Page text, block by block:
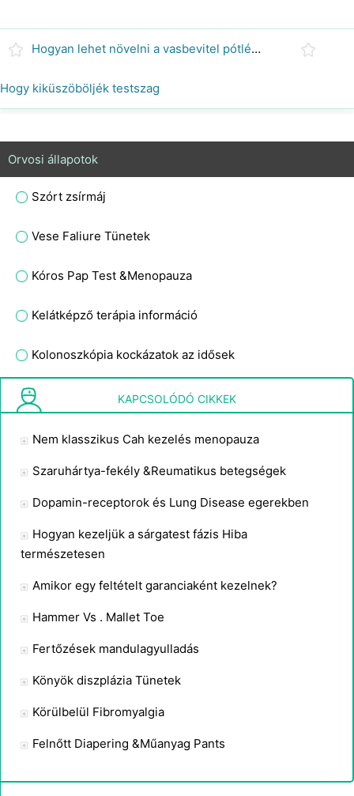
Hogyan lehet növelni a vasbevitel pótlékok nélkül
Hogy kiküszöböljék testszag
Orvosi állapotok
Szórt zsírmáj
Vese Faliure Tünetek
Kóros Pap Test &Menopauza
Kelátképző terápia információ
Kolonoszkópia kockázatok az idősek
Benőtt köröm kezelésekKAPCSOLÓDÓ CIKKEK
Nem klasszikus Cah kezelés menopauza
Szaruhártya-fekély &Reumatikus betegségek
Dopamin-receptorok és Lung Disease egerekben
Hogyan kezeljük a sárgatest fázis Hiba
természetesen
Amikor egy feltételt garanciaként kezelnek?
Hammer Vs . Mallet Toe
Fertőzések mandulagyulladás
Könyök diszplázia Tünetek
Körülbelül Fibromyalgia
Felnőtt Diapering &Műanyag Pants